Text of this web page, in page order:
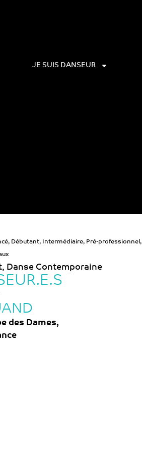
JE SUIS DANSEUR
, Débutant, Intermédiaire, Pré-professionnel,
, Danse Contemporaine
des Dames,